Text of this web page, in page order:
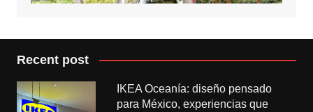
Recent post
IKEA Oceanía: diseño pensado
para México, experiencias que